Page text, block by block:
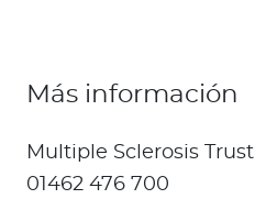
Más información
Multiple Sclerosis Trust
01462 476 700